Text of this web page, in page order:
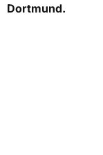
Dortmund.